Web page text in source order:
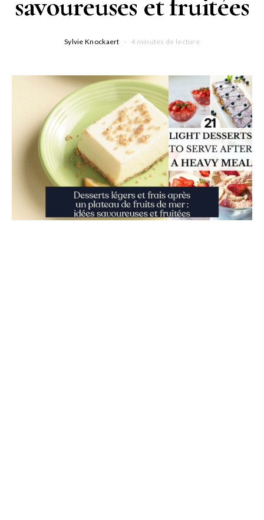
Sylvie Knockaert 4 minutes de lecture